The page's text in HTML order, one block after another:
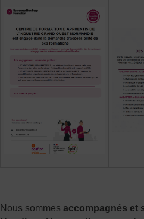
Nous sommes accompagnés et